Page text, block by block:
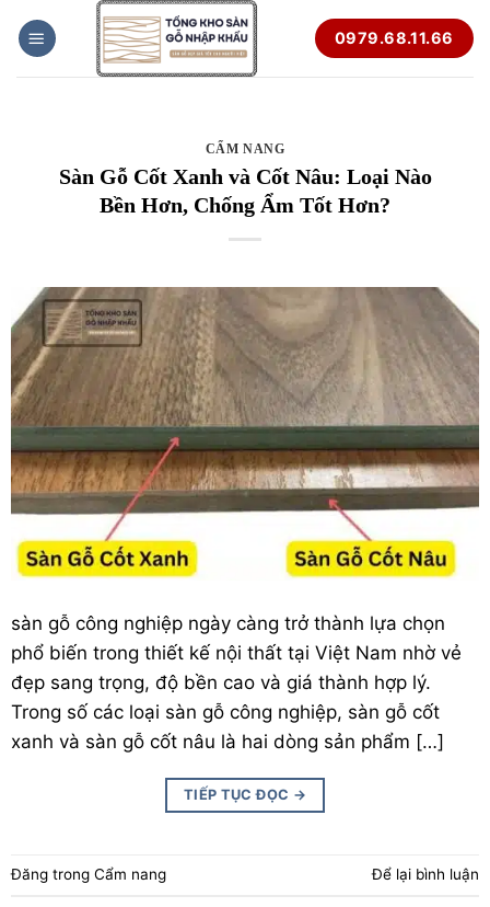
qua
nội
0979.68.11.66
CẨM NANG
Sàn Gỗ Cốt Xanh và Cốt Nâu: Loại Nào
Bền Hơn, Chống Ẩm Tốt Hơn?
sàn gỗ công nghiệp ngày càng trở thành lựa chọn
phổ biến trong thiết kế nội thất tại Việt Nam nhờ vẻ
đẹp sang trọng, độ bền cao và giá thành hợp lý.
Trong số các loại sàn gỗ công nghiệp, sàn gỗ cốt
xanh và sàn gỗ cốt nâu là hai dòng sản phẩm […]
TIẾP TỤC ĐỌC →
Đăng trong Cẩm nang Để lại bình luận